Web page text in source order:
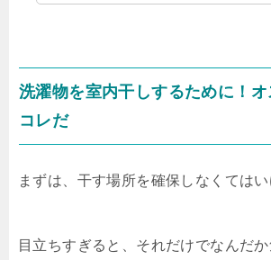
洗濯物を室内干しするために！
コレだ
まずは、干す場所を確保しなくてはい
目立ちすぎると、それだけでなんだ